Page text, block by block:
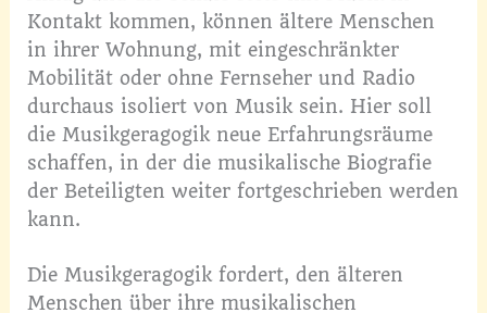
Kontakt kommen, können ältere Menschen
in ihrer Wohnung, mit eingeschränkter
Mobilität oder ohne Fernseher und Radio
durchaus isoliert von Musik sein. Hier soll
die Musikgeragogik neue Erfahrungsräume
schaffen, in der die musikalische Biografie
der Beteiligten weiter fortgeschrieben werden
kann.
Die Musikgeragogik fordert, den älteren
Menschen über ihre musikalischen